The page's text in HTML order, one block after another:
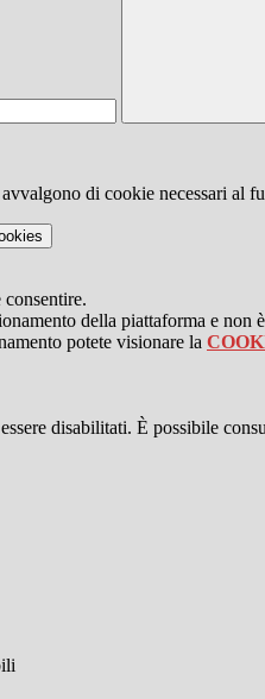
di cookie necessari al
della piattaforma e non
potete visionare la
disabilitati. È possibile